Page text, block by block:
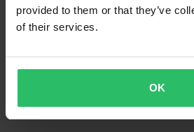
provided to them or that they’ve
of their services.
OK